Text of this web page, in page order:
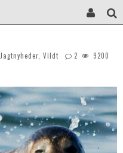
Jagtnyheder Vildt 2 9200